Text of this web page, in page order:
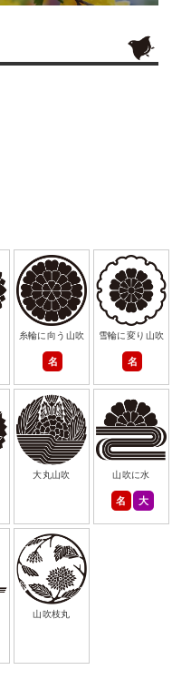
糸輪に向う山吹
名
雪輪に変り山吹
名
大丸山吹 山吹に水
名 大
山吹枝丸